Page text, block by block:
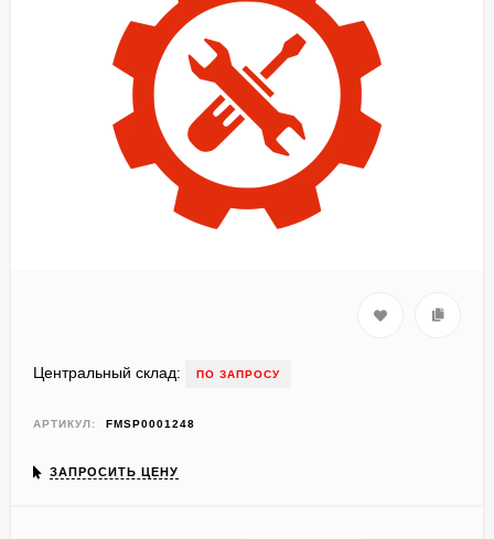
Центральный склад: ПО ЗАПРОСУ
АРТИКУЛ: FMSP0001248
ЗАПРОСИТЬ ЦЕНУ